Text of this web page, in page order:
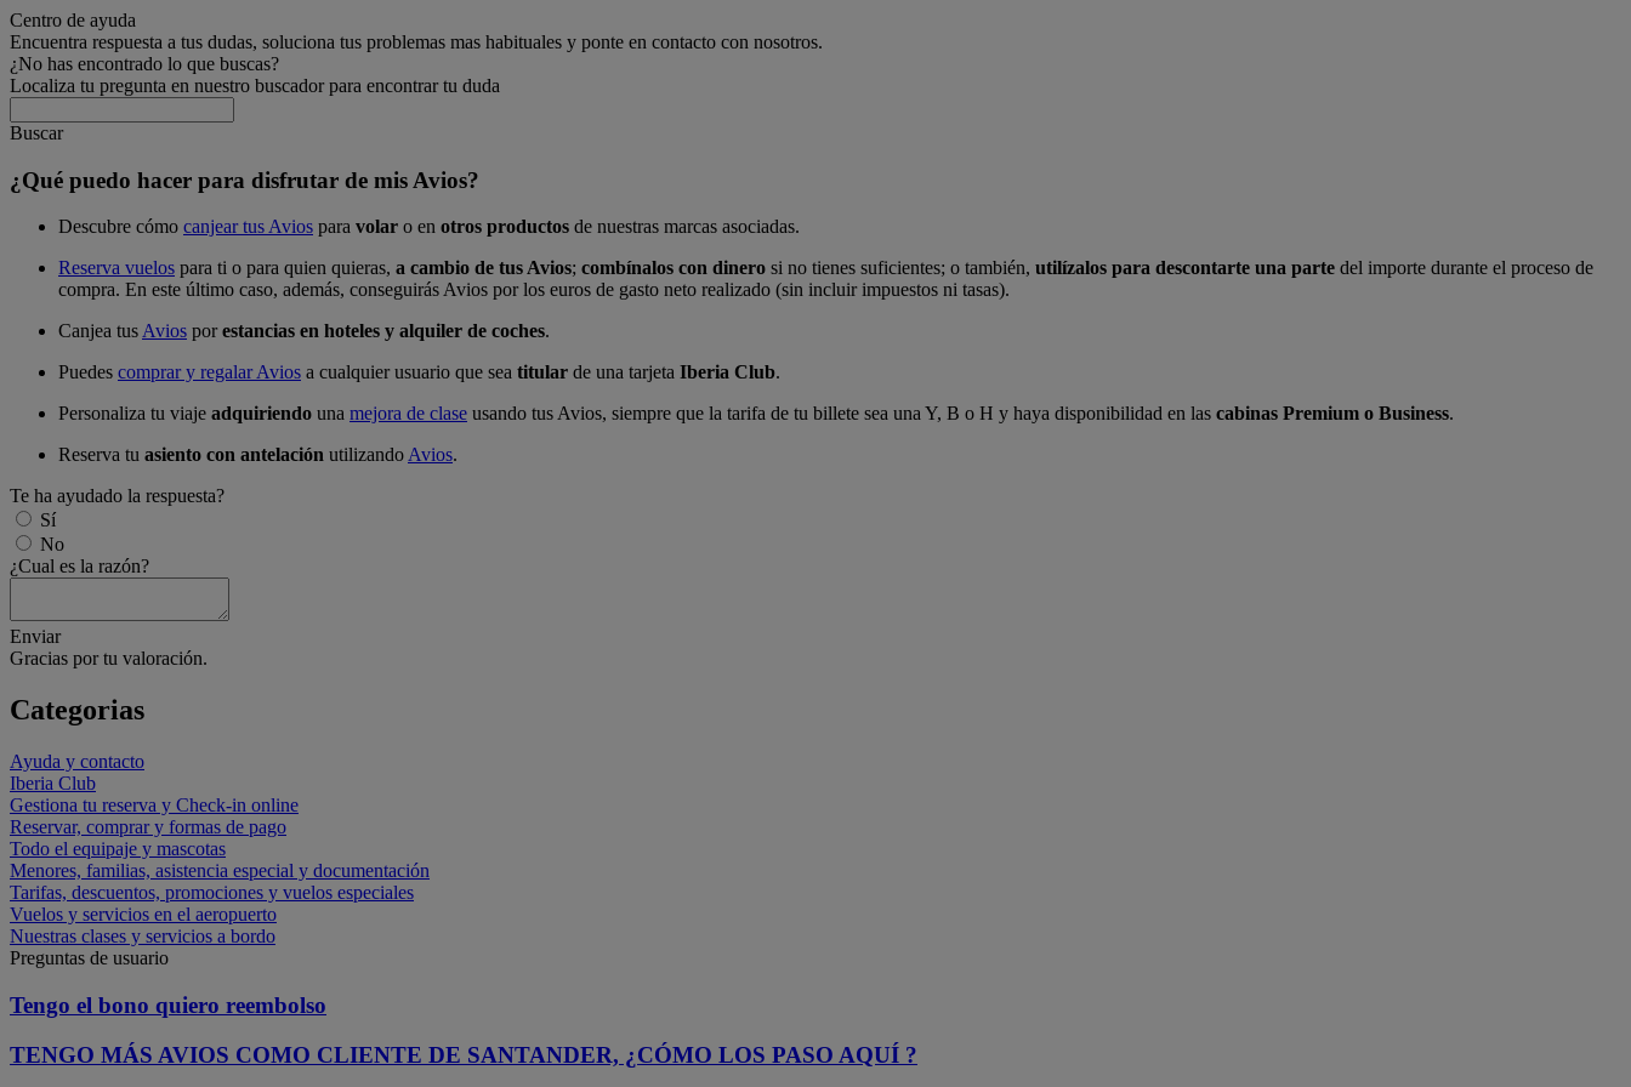
Centro de ayuda
Encuentra respuesta a tus dudas, soluciona tus problemas mas habituales y ponte en contacto con nosotros.
¿No has encontrado lo que buscas?
Localiza tu pregunta en nuestro buscador para encontrar tu duda
Buscar
¿Qué puedo hacer para disfrutar de mis Avios?
Descubre cómo canjear tus Avios para volar o en otros productos de nuestras marcas asociadas.
Reserva vuelos para ti o para quien quieras, a cambio de tus Avios; combínalos con dinero si no tienes suficientes; o también, utilízalos para descontarte una parte del importe durante el proceso de
compra. En este último caso, además, conseguirás Avios por los euros de gasto neto realizado (sin incluir impuestos ni tasas).
Canjea tusAvios porestancias en hoteles y alquiler de coches.
Puedes comprar y regalar Avios a cualquier usuario que sea titular de una tarjeta Iberia Club.
Personaliza tu viaje adquiriendo una mejora de clase usando tus Avios, siempre que la tarifa de tu billete sea una Y, B o H y haya disponibilidad en las cabinas Premium o Business.
Reserva tu asiento con antelación utilizandoAvios.
Te ha ayudado la respuesta?
Sí
No
¿Cual es la razón?
Enviar
Gracias por tu valoración.
Categorias
Ayuda y contacto
Iberia Club
Gestiona tu reserva y Check-in online
Reservar, comprar y formas de pago
Todo el equipaje y mascotas
Menores, familias, asistencia especial y documentación
Tarifas, descuentos, promociones y vuelos especiales
Vuelos y servicios en el aeropuerto
Nuestras clases y servicios a bordo
Preguntas de usuario
Tengo el bono quiero reembolso
TENGO MÁS AVIOS COMO CLIENTE DE SANTANDER, ¿CÓMO LOS PASO AQUÍ ?